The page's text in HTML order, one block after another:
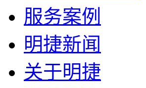
服务案例
明捷新闻
关于明捷